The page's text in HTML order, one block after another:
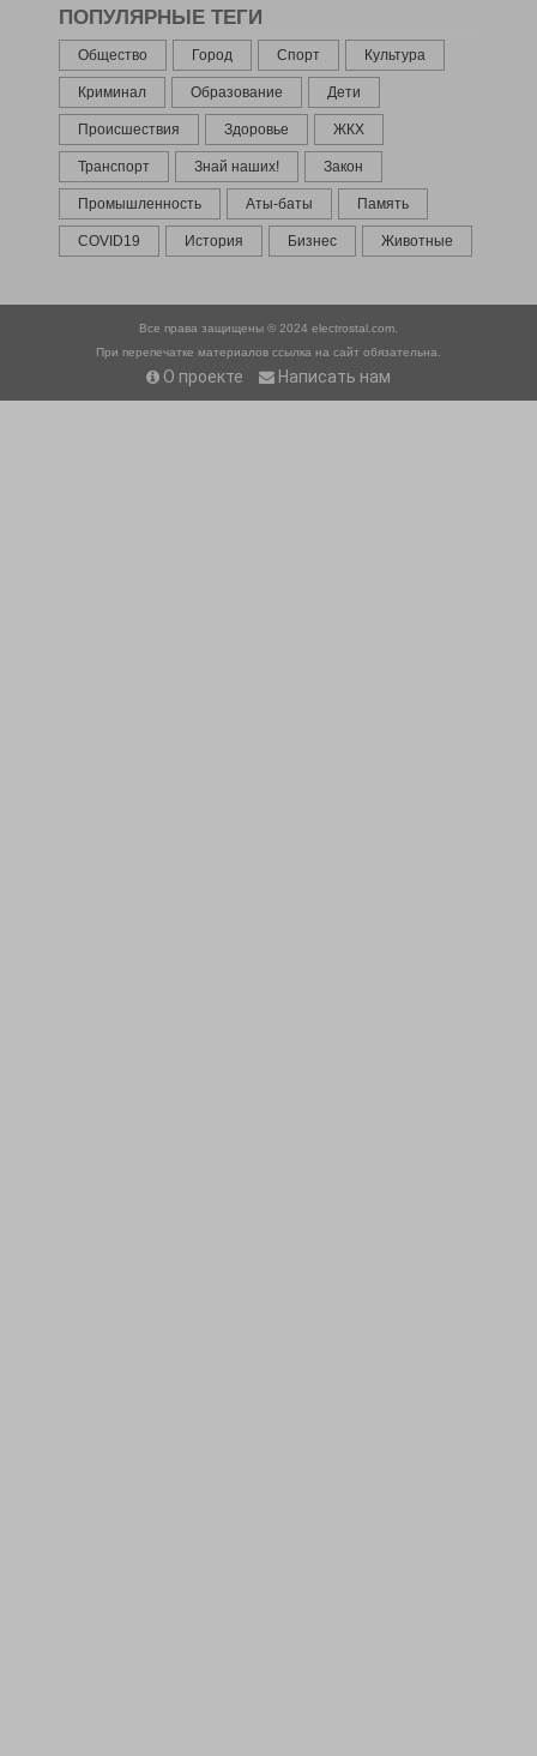
ПОПУЛЯРНЫЕ ТЕГИ
Общество Город Спорт Культура
Криминал Образование Дети
Происшествия Здоровье ЖКХ
Транспорт Знай наших! Закон
Промышленность Аты-баты Память
COVID19 История Бизнес Животные
Все права защищены © 2024 electrostal.com.
При перепечатке материалов ссылка на сайт обязательна.
О проекте Написать нам